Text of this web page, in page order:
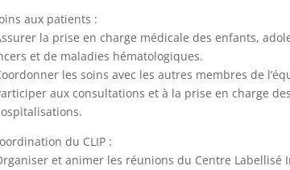
aux patients :
la prise en charge médicale des enfants,
et de maladies hématologiques.
les soins avec les autres membres de
aux consultations et à la prise en charge
du CLIP :
et animer les réunions du Centre Labellisé